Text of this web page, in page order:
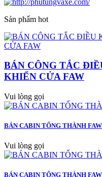
Sản phẩm hot
BÁN CÔNG TẮC
KHIỂN CỬA FAW
Vui lòng gọi
BÁN CABIN TỔNG THÀNH
Vui lòng gọi
BÁN CABIN TỔNG THÀNH